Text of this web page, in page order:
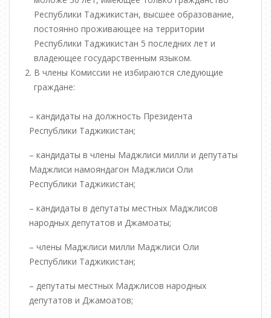
Республики Таджикистан, высшее образование,
постоянно проживающее на территории
Республики Таджикистан 5 последних лет и
владеющее государственным языком.
В члены Комиссии не избираются следующие
граждане:
– кандидаты на должность Президента
Республики Таджикистан;
– кандидаты в члены Маджлиси милли и депутаты
Маджлиси намояндагон Маджлиси Оли
Республики Таджикистан;
– кандидаты в депутаты местных Маджлисов
народных депутатов и Джамоаты;
– члены Маджлиси милли Маджлиси Оли
Республики Таджикистан;
– депутаты местных Маджлисов народных
депутатов и Джамоатов;